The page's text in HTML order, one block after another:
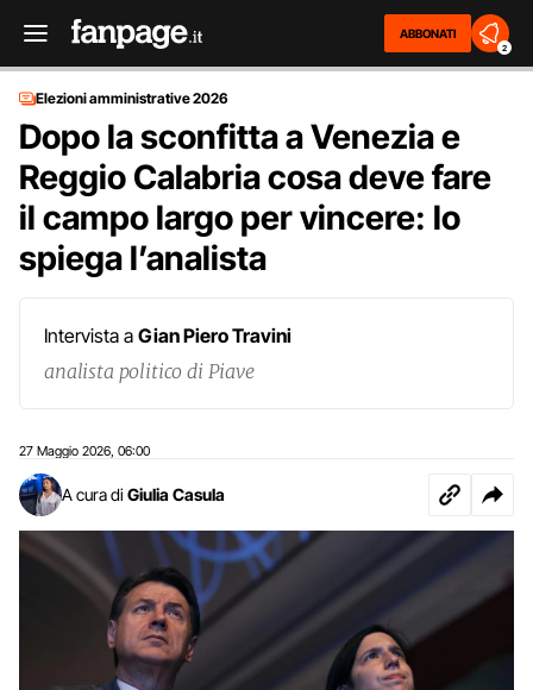
ABBONATI
2
Elezioni amministrative 2026
Dopo la sconfitta a Venezia e
Reggio Calabria cosa deve fare
il campo largo per vincere: lo
spiega l’analista
Intervista a Gian Piero Travini
analista politico di Piave
27 Maggio 2026 06:00
A cura di Giulia Casula